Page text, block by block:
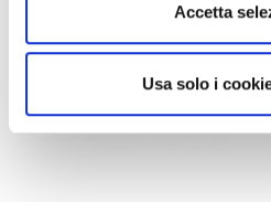
analizzare il nostro traffico.
informazioni sul modo in cui
nostri partner che si occupano
pubblicità e social media, i
Accetta
Usa solo i